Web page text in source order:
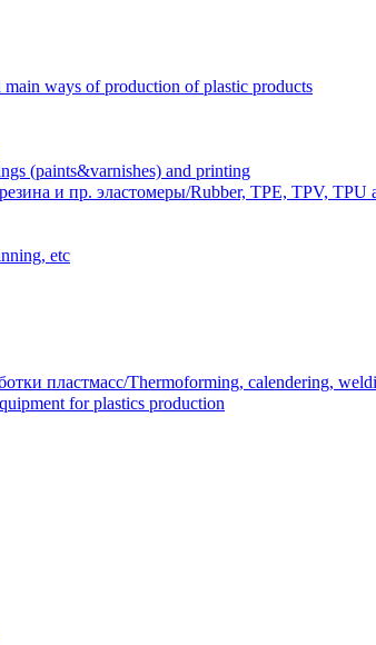
ways of production of plastic products
(paints&varnishes) and printing
и пр. эластомеры/Rubber, TPE, TPV, TPU
etc
пластмасс/Thermoforming, calendering,
for plastics production